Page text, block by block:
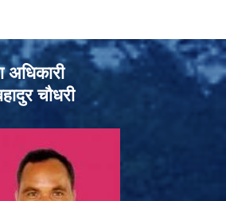
अधिकारी
चौधरी